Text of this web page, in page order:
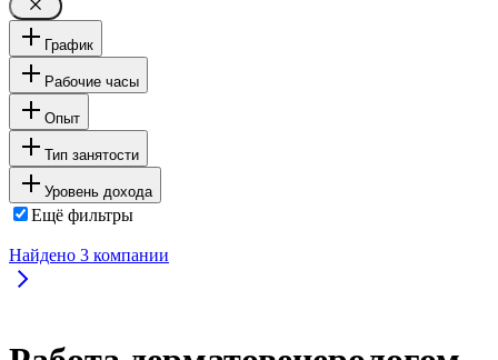
График
Рабочие часы
Опыт
Тип занятости
Уровень дохода
Ещё фильтры
Найдено 3 компании